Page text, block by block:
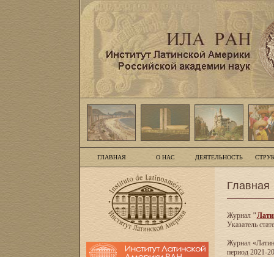
ГЛАВНАЯ О НАС ДЕЯТЕЛЬНОСТЬ
Главная
Журнал"
Указатель
Журнал
период 2021-